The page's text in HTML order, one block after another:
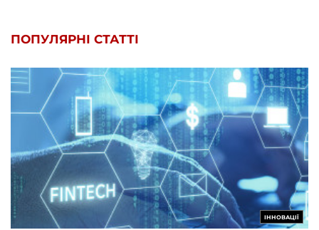
ПОПУЛЯРНІ СТАТТІ
ІННОВАЦІЇ